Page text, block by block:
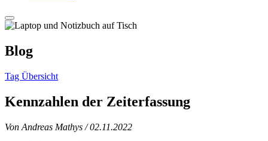
Blog
Tag Übersicht
Kennzahlen der Zeiterfassung
Von Andreas Mathys / 02.11.2022